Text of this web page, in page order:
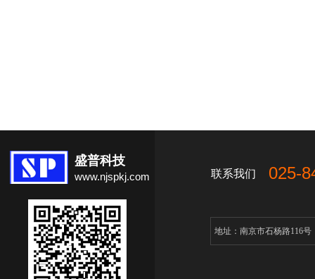
联系我们
盛普科技
www.njspkj.com 025-
地址：南京市石杨路116